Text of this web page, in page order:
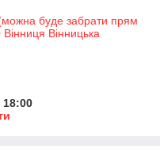
буде забрати прям
Вінницька
18:00